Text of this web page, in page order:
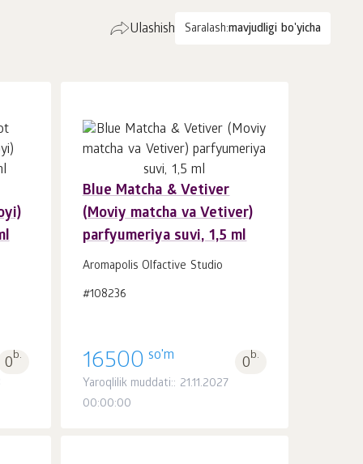
Saralash:mavjudligi bo'yicha
Ulashish
0b.
Blue Matcha & Vetiver
(Moviy matcha va Vetiver)
parfyumeriya suvi, 1,5 ml
Aromapolis Olfactive Studio
#108236
16500 so'm 0b.
Yaroqlilik muddati:: 21.11.2027
00:00:00
Savatchaga
1
dona.